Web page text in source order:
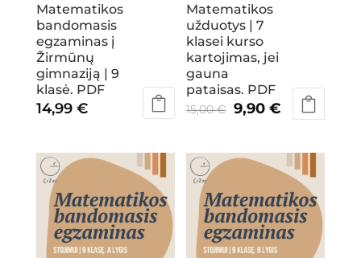
Matematikos
bandomasis
egzaminas į
Žirmūnų
gimnaziją | 9
klasė. PDF
14,99 €
Matematikos
užduotys | 7
klasei kurso
kartojimas, jei
gauna
pataisas. PDF
15,00€
Original
was:
15,00 €.
9,90€ Current
is:
9,90 €.